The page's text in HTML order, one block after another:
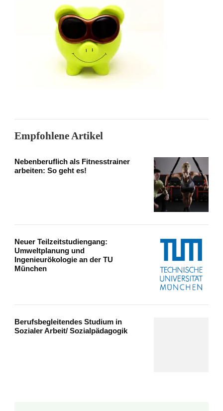
Empfohlene Artikel
Nebenberuflich als Fitnesstrainer
arbeiten: So geht es!
Neuer Teilzeitstudiengang:
Umweltplanung und
Ingenieurökologie an der TU
München
Berufsbegleitendes Studium in
Sozialer Arbeit/ Sozialpädagogik